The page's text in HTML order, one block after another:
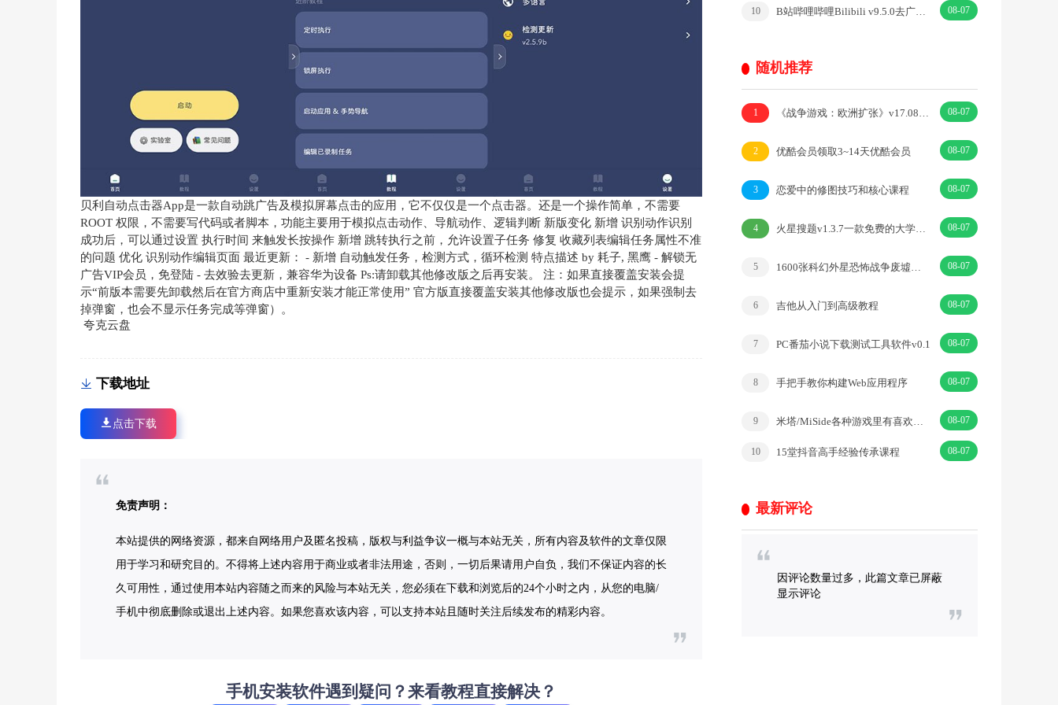
贝利自动点击器App是一款自动跳广告及模拟屏幕点击的应用，它不仅仅是一个点击器。还是一个操作简单，不需要
ROOT 权限，不需要写代码或者脚本，功能主要用于模拟点击动作、导航动作、逻辑判断 新版变化 新增 识别动作识别
成功后，可以通过设置 执行时间 来触发长按操作 新增 跳转执行之前，允许设置子任务 修复 收藏列表编辑任务属性不准
的问题 优化 识别动作编辑页面 最近更新： - 新增 自动触发任务，检测方式，循环检测 特点描述 by 耗子, 黑鹰 - 解锁无
广告VIP会员，免登陆 - 去效验去更新，兼容华为设备 Ps:请卸载其他修改版之后再安装。 注：如果直接覆盖安装会提
示“前版本需要先卸载然后在官方商店中重新安装才能正常使用” 官方版直接覆盖安装其他修改版也会提示，如果强制去
掉弹窗，也会不显示任务完成等弹窗）。
夸克云盘
下载地址
点击下载
免责声明：
本站提供的网络资源，都来自网络用户及匿名投稿，版权与利益争议一概与本站无关，所有内容及软件的文章仅限
用于学习和研究目的。不得将上述内容用于商业或者非法用途，否则，一切后果请用户自负，我们不保证内容的长
久可用性，通过使用本站内容随之而来的风险与本站无关，您必须在下载和浏览后的24个小时之内，从您的电脑/
手机中彻底删除或退出上述内容。如果您喜欢该内容，可以支持本站且随时关注后续发布的精彩内容。
手机安装软件遇到疑问？来看教程直接解决？
10 B站哔哩哔哩Bilibili v9.5.0去广告内置漫游模块版 08-07
随机推荐
1 《战争游戏：欧洲扩张》v17.08中文版 08-07
2 优酷会员领取3~14天优酷会员 08-07
3 恋爱中的修图技巧和核心课程 08-07
4 火星搜题v1.3.7一款免费的大学搜题学习软件 08-07
5 1600张科幻外星恐怖战争废墟环境背景 5K高清图片素材 08-07
6 吉他从入门到高级教程 08-07
7 PC番茄小说下载测试工具软件v0.1 08-07
8 手把手教你构建Web应用程序 08-07
9 米塔/MiSide各种游戏里有喜欢的女孩 08-07
10 15堂抖音高手经验传承课程 08-07
最新评论
因评论数量过多，此篇文章已屏蔽
显示评论